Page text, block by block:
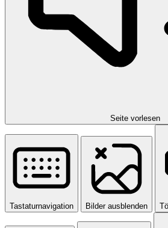
Seite vorlesen
Tastaturnavigation Bilder ausblenden